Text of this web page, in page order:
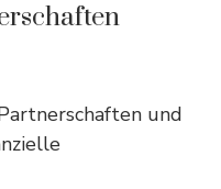
und